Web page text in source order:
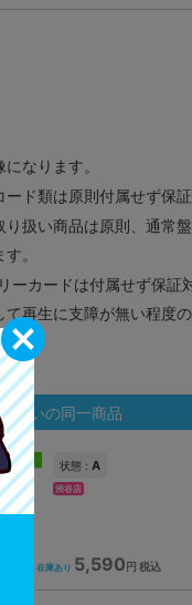
なります。
ド類は原則付属せず保証
扱い商品は原則、通常盤
。
カードは付属せず保証
再生に支障が無い程度
違いの同一商品
新入荷 状態 : A
渋谷店
在庫あり 5,590 円 税込